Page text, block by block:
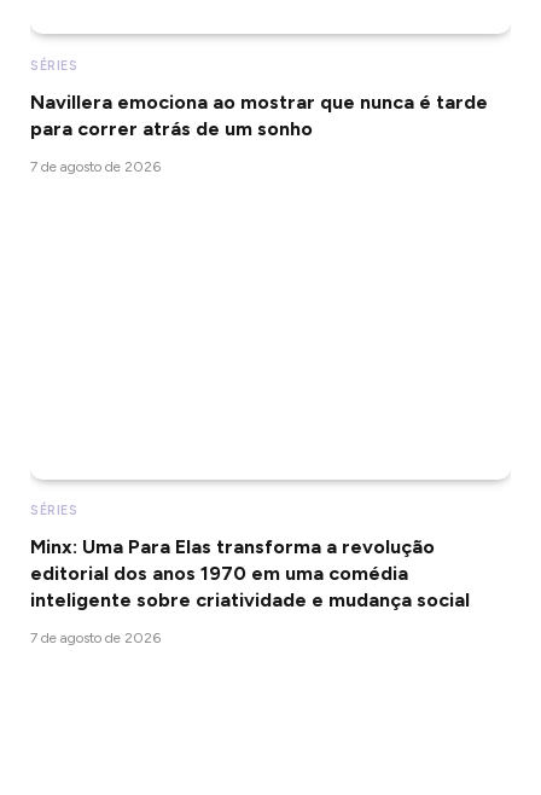
SÉRIES
Navillera emociona ao mostrar que nunca é tarde
para correr atrás de um sonho
7 de agosto de 2026
SÉRIES
Minx: Uma Para Elas transforma a revolução
editorial dos anos 1970 em uma comédia
inteligente sobre criatividade e mudança social
7 de agosto de 2026